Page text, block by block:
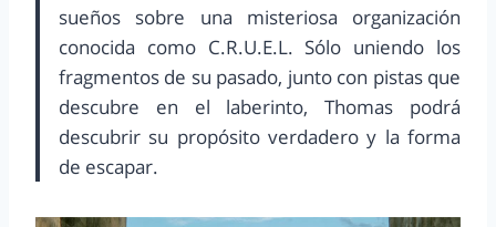
sueños sobre una misteriosa organización
conocida como C.R.U.E.L. Sólo uniendo los
fragmentos de su pasado, junto con pistas que
descubre en el laberinto, Thomas podrá
descubrir su propósito verdadero y la forma
de escapar.